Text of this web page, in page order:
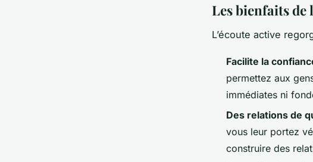
Les bienfaits de
L’écoute active
Facilite la
permettez aux
immédiates ni
Des relations de
vous leur portez
construire des